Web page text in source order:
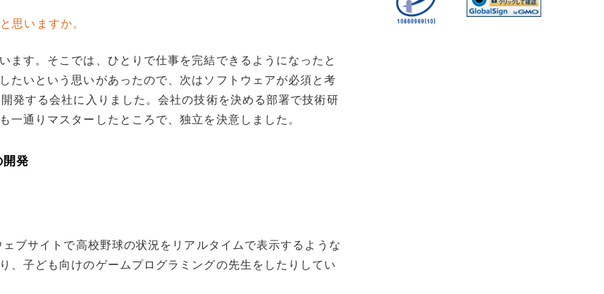
思いますか。
ます。そこでは、ひとりで仕事を完結できるようになったと
たいという思いがあったので、次はソフトウェアが必須と考
発する会社に入りました。会社の技術を決める部署で技術研
一通りマスターしたところで、独立を決意しました。
開発
ブサイトで高校野球の状況をリアルタイムで表示するような
、子ども向けのゲームプログラミングの先生をしたりしてい